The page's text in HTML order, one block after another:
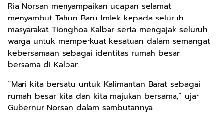
Ria Norsan menyampaikan ucapan selamat
menyambut Tahun Baru Imlek kepada seluruh
masyarakat Tionghoa Kalbar serta mengajak seluruh
warga untuk memperkuat kesatuan dalam semangat
kebersamaan sebagai identitas rumah besar
bersama di Kalbar.
“Mari kita bersatu untuk Kalimantan Barat sebagai
rumah besar kita dan kita majukan bersama,” ujar
Gubernur Norsan dalam sambutannya.